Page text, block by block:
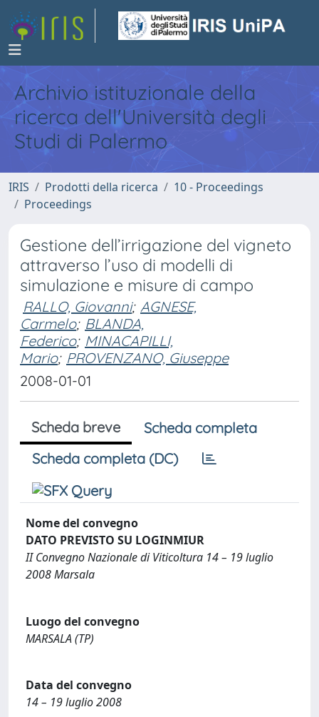
Archivio istituzionale della
ricerca dell'Università degli
Studi di Palermo
IRIS Prodotti della ricerca
10 - Proceedings
Proceedings
Gestione dell’irrigazione del vigneto
attraverso l’uso di modelli di
simulazione e misure di campo
RALLO, Giovanni; AGNESE,
Carmelo; BLANDA,
Federico; MINACAPILLI,
Mario; PROVENZANO, Giuseppe
2008-01-01
Scheda breve
Scheda completa
Scheda completa (DC)
Nome del convegno
DATO PREVISTO SU LOGINMIUR
II Convegno Nazionale di Viticoltura 14 – 19 luglio
2008 Marsala
Luogo del convegno
MARSALA (TP)
Data del convegno
14 – 19 luglio 2008